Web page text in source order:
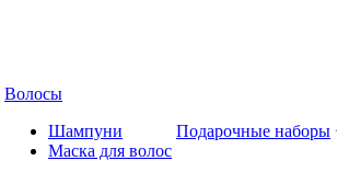
Волосы
Шампуни
Маска для волос
Подарочные наборы